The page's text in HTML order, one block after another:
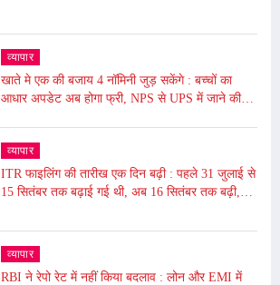
व्यापार
खाते मे एक की बजाय 4 नॉमिनी जुड़ सकेंगे : बच्चों का
आधार अपडेट अब होगा फ्री, NPS से UPS में जाने की
व्यापार
ITR फाइलिंग की तारीख एक दिन बढ़ी : पहले 31 जुलाई से
15 सितंबर तक बढ़ाई गई थी, अब 16 सितंबर तक बढ़ी,
व्यापार
RBI ने रेपो रेट में नहीं किया बदलाव : लोन और EMI में